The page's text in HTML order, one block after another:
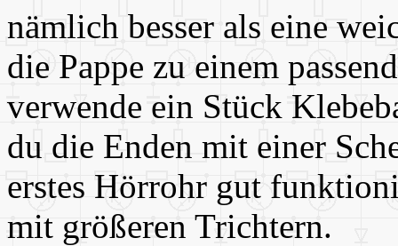
nämlich besser als eine
die Pappe zu einem
verwende ein Stück
du die Enden mit einer
erstes Hörrohr gut
mit größeren Trichtern.